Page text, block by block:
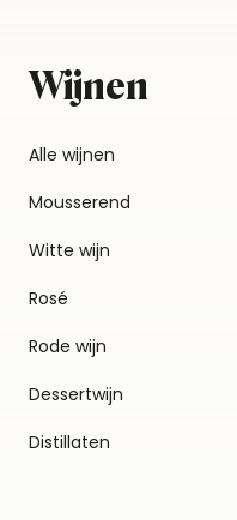
Wijnen
Alle wijnen
Mousserend
Witte wijn
Rosé
Rode wijn
Dessertwijn
Distillaten